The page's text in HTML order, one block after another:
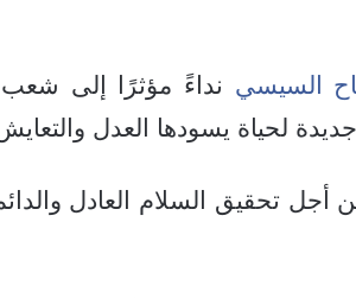
السيسي نداءً مؤثرًا إلى
لحياة يسودها العدل
أجل تحقيق السلام العادل